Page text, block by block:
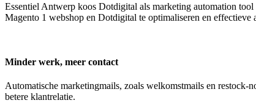
Essentiel Antwerp koos Dotdigital als marketing automation
Magento 1 webshop en Dotdigital te optimaliseren en effectieve
Minder werk, meer contact
Automatische marketingmails, zoals welkomstmails en
betere klantrelatie.